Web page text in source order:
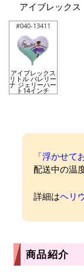
アイブレック
#040-13411
アイブレックス
リトル バレリー
ナ ジェリーハー
ト14インチ
「浮かせ
配送中の温
詳細はヘリ
商品紹介